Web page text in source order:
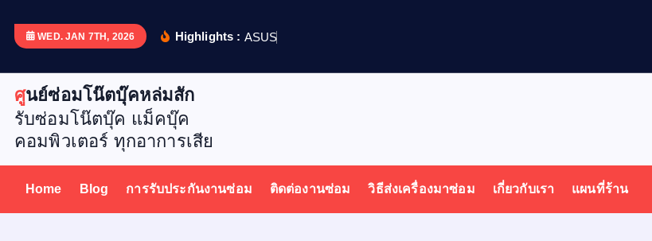
p
WED. JAN 7TH, 2026 Highlights : ASUS
ศูนย์ซ่อมโน๊ตบุ๊คหล่มสัก
รับซ่อมโน๊ตบุ๊ค แม็คบุ๊ค
คอมพิวเตอร์ ทุกอาการเสีย
Home Blog การรับประกันงานซ่อม ติดต่องานซ่อม วิธีส่งเครื่องมาซ่อม เกี่ยวกับเรา แผนที่ร้าน